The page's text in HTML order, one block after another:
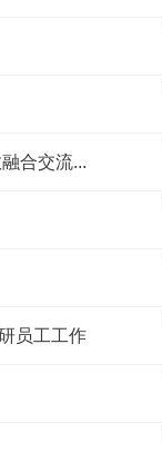
合交流...
员工工作